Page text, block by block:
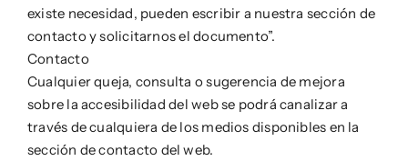
existe necesidad, pueden escribir a nuestra sección de
contacto y solicitarnos el documento”.
Contacto
Cualquier queja, consulta o sugerencia de mejora
sobre la accesibilidad del web se podrá canalizar a
través de cualquiera de los medios disponibles en la
sección de contacto del web.